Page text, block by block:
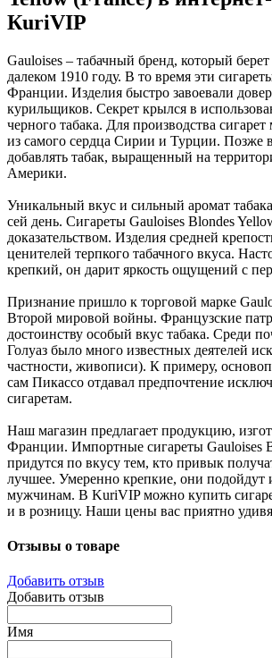
КuriVIP
Gauloises – табачный бренд, который берет
далеком 1910 году. В то время эти
Франции. Изделия быстро завоевали
курильщиков. Секрет крылся в
черного табака. Для производства
из самого сердца Сирии и Турции. Позже
добавлять табак, выращенный на
Америки.
Уникальный вкус и сильный аромат
сей день. Сигареты Gauloises Blondes
доказательством. Изделия средней
ценителей терпкого табачного вкуса.
крепкий, он дарит яркость ощущений с
Признание пришло к торговой марке
Второй мировой войны. Французские
достоинству особый вкус табака. Среди
Голуаз было много известных деятелей
частности, живописи). К примеру,
сам Пикассо отдавал предпочтение
сигаретам.
Наш магазин предлагает продукцию,
Франции. Импортные сигареты Gauloises
придутся по вкусу тем, кто привык
лучшее. Умеренно крепкие, они
мужчинам. В KuriVIP можно купить
и в розницу. Наши цены вас приятно
Отзывы о товаре
Добавить отзыв
Добавить отзыв
Имя